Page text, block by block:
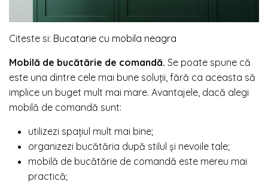
Citeste si: Bucatarie cu mobila neagra
Mobilă de bucătărie de comandă. Se poate spune că
este una dintre cele mai bune soluții, fără ca aceasta să
implice un buget mult mai mare. Avantajele, dacă alegi
mobilă de comandă sunt:
utilizezi spațiul mult mai bine;
organizezi bucătăria după stilul și nevoile tale;
mobilă de bucătărie de comandă este mereu mai
practică;